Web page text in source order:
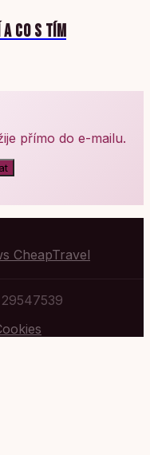
A CO S TÍM
přímo do e-mailu.
CheapTravel